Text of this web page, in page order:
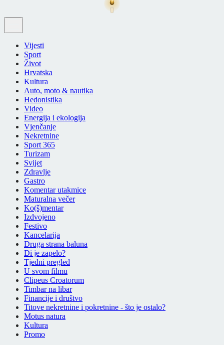
Vijesti
Sport
Život
Hrvatska
Kultura
Auto, moto & nautika
Hedonistika
Video
Energija i ekologija
Vjenčanje
Nekretnine
Sport 365
Turizam
Svijet
Zdravlje
Gastro
Komentar utakmice
Maturalna večer
Ko(š)mentar
Izdvojeno
Festivo
Kancelarija
Druga strana baluna
Di je zapelo?
Tjedni pregled
U svom filmu
Clipeus Croatorum
Timbar na libar
Financije i društvo
Titove nekretnine i pokretnine - što je ostalo?
Motus natura
Kultura
Promo